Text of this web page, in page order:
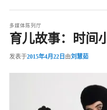
育儿故事：时间
多媒体陈列厅
发表于2015年4月22日 由刘慧茹